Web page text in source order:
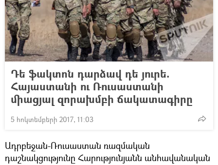
Դե ֆակտոն դարձավ դե յուրե.
Հայաստանի ու Ռուսաստանի
միացյալ զորախմբի ճակատագիրը
5 հոկտեմբերի 2017, 11:03
Ադրբեջան-Ռուսաստան ռազմական
դաշնակցությունը Հարությունյանն անհավանական